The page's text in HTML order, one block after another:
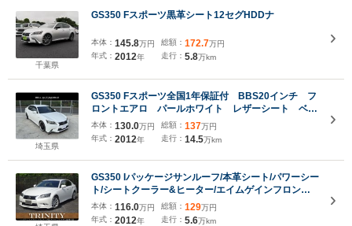
千葉県
GS350 Fスポーツ黒革シート12セグHDDナ
本体： 145.8万円
年式： 2012年
総額： 172.7万円
走行： 5.8万km
埼玉県
GS350 Fスポーツ全国1年保証付 BBS20インチ フ
ロントエアロ パールホワイト レザーシート ベン
チレーション ナビ バックカメラ
本体： 130.0万円
年式： 2012年
総額： 137万円
走行： 14.5万km
GS350 Iパッケージサンルーフ/本革シート/パワーシー
ト/シートクーラー&ヒーター/エイムゲインフロント
スポイラー/クルーズコントロール/ビルトインETC/純
正ナビTV&バックカメラ/Bluetoothオーディオ
本体： 116.0万円
年式： 2012年
総額： 129万円
走行： 5.6万km